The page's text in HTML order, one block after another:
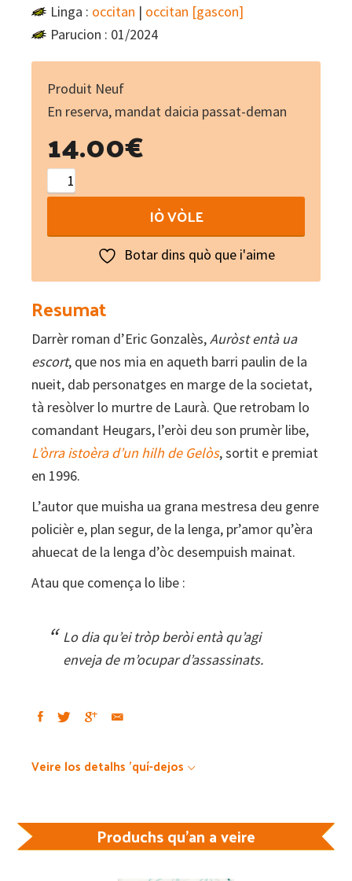
Linga : occitan | occitan [gascon]
Parucion : 01/2024
Produit Neuf
En reserva, mandat daicia passat-deman
14.00€
Auròst
entà
IÒ VÒLE
Botar dins quò que i'aime
Resumat
Darrèr roman d’Eric Gonzalès,Auròst entà ua
escort, que nos mia en aqueth barri paulin de la
nueit, dab personatges en marge de la societat,
tà resòlver lo murtre de Laurà. Que retrobam lo
comandant Heugars, l’eròi deu son prumèr libe,
L’òrra istoèra d’un hilh de Gelòs, sortit e premiat
en 1996.
L’autor que muisha ua grana mestresa deu genre
policièr e, plan segur, de la lenga, pr’amor qu’èra
ahuecat de la lenga d’òc desempuish mainat.
Atau que comença lo libe :
Lo dia qu’ei tròp beròi entà qu’agi
enveja de m’ocupar d’assassinats.
Veire los detalhs 'quí-dejos
Produchs qu'an a veire